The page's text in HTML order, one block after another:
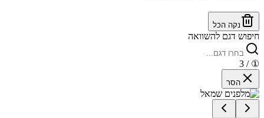
נקה הכל
חיפוש דגם להשוואה
①
/ 3
הסר